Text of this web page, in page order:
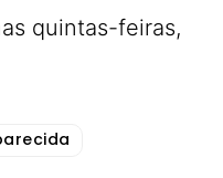
quintas-feiras,